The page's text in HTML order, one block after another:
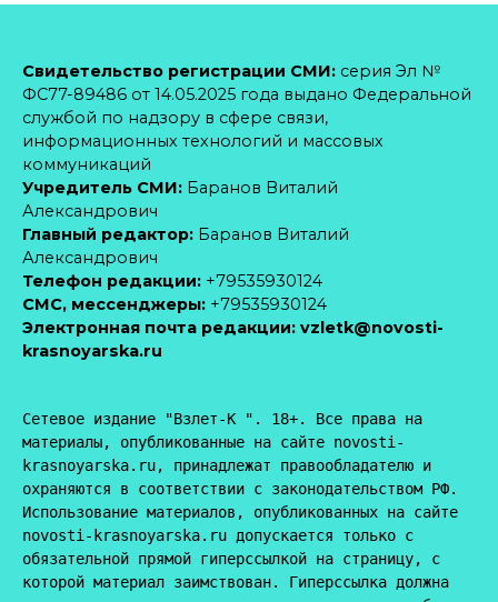
Свидетельство регистрации СМИ: серия Эл №
ФС77-89486 от 14.05.2025 года выдано Федеральной
службой по надзору в сфере связи,
информационных технологий и массовых
коммуникаций
Учредитель СМИ: Баранов Виталий
Александрович
Главный редактор: Баранов Виталий
Александрович
Телефон редакции: +79535930124
CМС, мессенджеры: +79535930124
Электронная почта редакции: vzletk@novosti-
krasnoyarska.ru
Сетевое издание "Взлет-К ". 18+. Все права на
материалы, опубликованные на сайте novosti-
krasnoyarska.ru, принадлежат правообладателю и
охраняются в соответствии с законодательством РФ.
Использование материалов, опубликованных на сайте
novosti-krasnoyarska.ru допускается только с
обязательной прямой гиперссылкой на страницу, с
которой материал заимствован. Гиперссылка должна